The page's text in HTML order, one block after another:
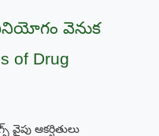
వెనుక
of Drug
వైపు ఆకర్షితులు